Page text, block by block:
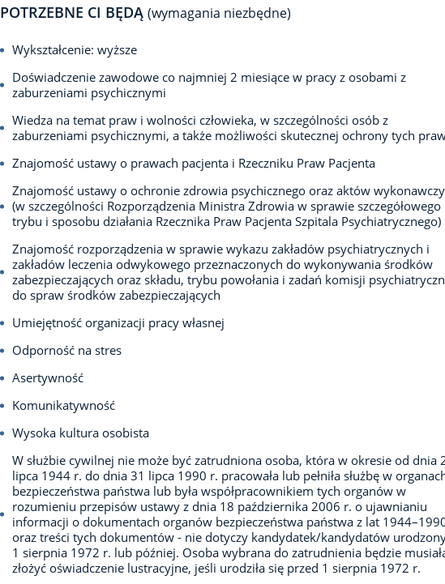
POTRZEBNE CI BĘDĄ (wymagania niezbędne)
Wykształcenie: wyższe
Doświadczenie zawodowe co najmniej 2 miesiące w pracy z osobami z
zaburzeniami psychicznymi
Wiedza na temat praw i wolności człowieka, w szczególności osób z
zaburzeniami psychicznymi, a także możliwości skutecznej ochrony tych
Znajomość ustawy o prawach pacjenta i Rzeczniku Praw Pacjenta
Znajomość ustawy o ochronie zdrowia psychicznego oraz aktów
(w szczególności Rozporządzenia Ministra Zdrowia w sprawie szczegółowego
trybu i sposobu działania Rzecznika Praw Pacjenta Szpitala Psychiatrycznego)
Znajomość rozporządzenia w sprawie wykazu zakładów psychiatrycznych i
zakładów leczenia odwykowego przeznaczonych do wykonywania środków
zabezpieczających oraz składu, trybu powołania i zadań komisji
do spraw środków zabezpieczających
Umiejętność organizacji pracy własnej
Odporność na stres
Asertywność
Komunikatywność
Wysoka kultura osobista
W służbie cywilnej nie może być zatrudniona osoba, która w okresie od dnia
lipca 1944 r. do dnia 31 lipca 1990 r. pracowała lub pełniła służbę w
bezpieczeństwa państwa lub była współpracownikiem tych organów w
rozumieniu przepisów ustawy z dnia 18 października 2006 r. o ujawnianiu
informacji o dokumentach organów bezpieczeństwa państwa z lat
oraz treści tych dokumentów - nie dotyczy kandydatek/kandydatów
1 sierpnia 1972 r. lub później. Osoba wybrana do zatrudnienia będzie
złożyć oświadczenie lustracyjne, jeśli urodziła się przed 1 sierpnia 1972 r.